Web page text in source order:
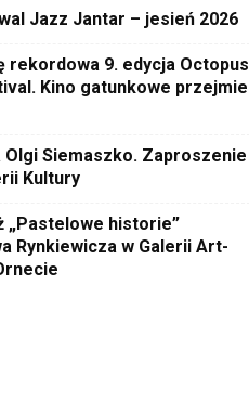
Jazz Jantar – jesień 2026
rekordowa 9. edycja Octopus
Kino gatunkowe przejmie
Olgi Siemaszko. Zaproszenie
Kultury
„Pastelowe historie”
Rynkiewicza w Galerii Art-